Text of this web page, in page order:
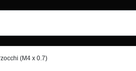
(M4 x 0.7)